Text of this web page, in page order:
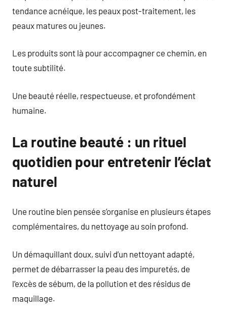
tendance acnéique, les peaux post-traitement, les
peaux matures ou jeunes.
Les produits sont là pour accompagner ce chemin, en
toute subtilité.
Une beauté réelle, respectueuse, et profondément
humaine.
La routine beauté : un rituel
quotidien pour entretenir l’éclat
naturel
Une routine bien pensée s’organise en plusieurs étapes
complémentaires, du nettoyage au soin profond.
Un démaquillant doux, suivi d’un nettoyant adapté,
permet de débarrasser la peau des impuretés, de
l’excès de sébum, de la pollution et des résidus de
maquillage.